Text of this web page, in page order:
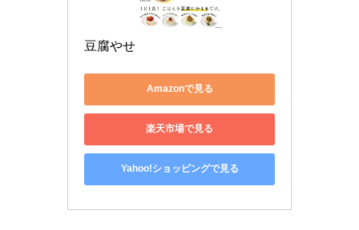
豆腐やせ
Amazonで見る
楽天市場で見る
Yahoo!ショッピングで見る